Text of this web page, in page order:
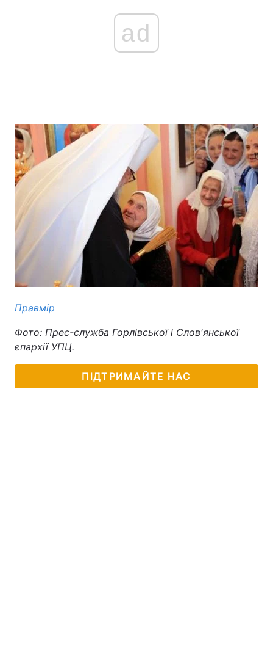
ad
Правмір
Фото: Прес-служба Горлівської і Слов'янської
єпархії УПЦ.
ПІДТРИМАЙТЕ НАС